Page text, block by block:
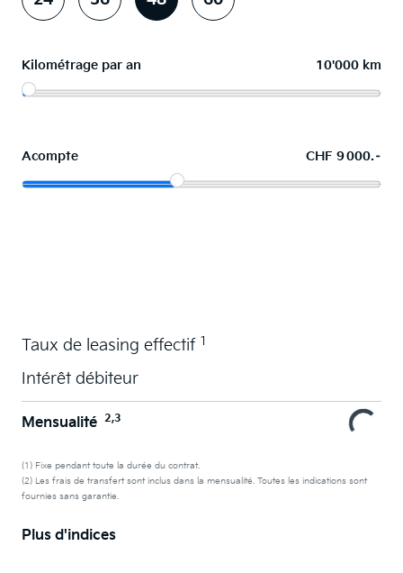
Kilométrage par an 10'000 km
Acompte CHF 9 000.–
Taux de leasing effectif 1
Intérêt débiteur
Mensualité 2,3
(1) Fixe pendant toute la durée du contrat.
(2) Les frais de transfert sont inclus dans la mensualité. Toutes les indications sont
fournies sans garantie.
Plus d'indices